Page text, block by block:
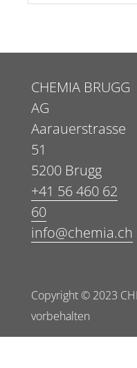
CHEMIA BRUGG
AG
Aarauerstrasse
51
5200 Brugg
+41 56 460 62
60
info@chemia.ch
Copyright © 2023
vorbehalten